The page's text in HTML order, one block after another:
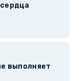
выполняет